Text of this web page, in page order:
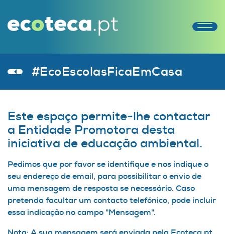
#EcoEscolasFicaEmCasa
Este espaço permite-lhe contactar
a Entidade Promotora desta
iniciativa de educação ambiental.
Pedimos que por favor se identifique e nos indique o
seu endereço de email, para possibilitar o envio de
uma mensagem de resposta se necessário. Caso
pretenda facultar um contacto telefónico, pode incluir
essa indicação no campo "Mensagem".